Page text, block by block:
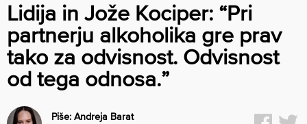
Lidija in Jože Kociper: “Pri
partnerju alkoholika gre prav
tako za odvisnost. Odvisnost
od tega odnosa.”
Piše:Andreja Barat